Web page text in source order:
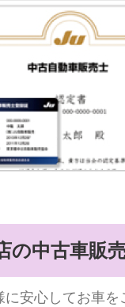
の中古車販
安心してお車を